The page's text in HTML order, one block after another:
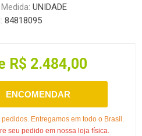
UNIDADE
84818095
R$ 2.484,00
ENCOMENDAR
Entregamos em todo o Brasil.
seu pedido em nossa loja física.